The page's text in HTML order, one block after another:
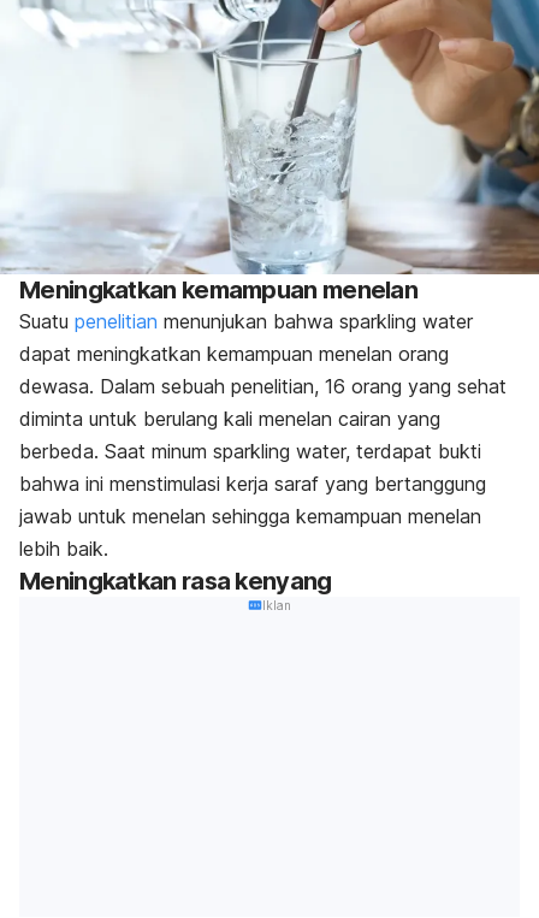
Meningkatkan kemampuan menelan
Suatu penelitian menunjukan bahwa sparkling water
dapat meningkatkan kemampuan menelan orang
dewasa. Dalam sebuah penelitian, 16 orang yang sehat
diminta untuk berulang kali menelan cairan yang
berbeda. Saat minum sparkling water, terdapat bukti
bahwa ini menstimulasi kerja saraf yang bertanggung
jawab untuk menelan sehingga kemampuan menelan
lebih baik.
Meningkatkan rasa kenyang
Iklan